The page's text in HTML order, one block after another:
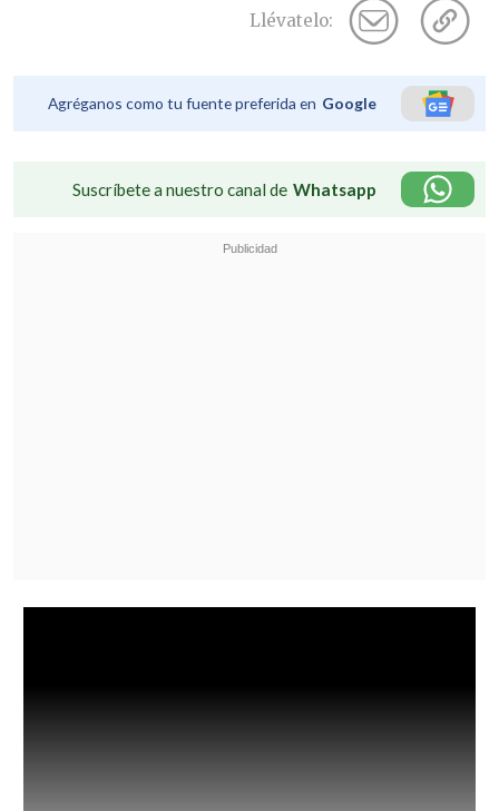
Llévatelo:
Agréganos como tu fuente preferida en Google
Suscríbete a nuestro canal de Whatsapp